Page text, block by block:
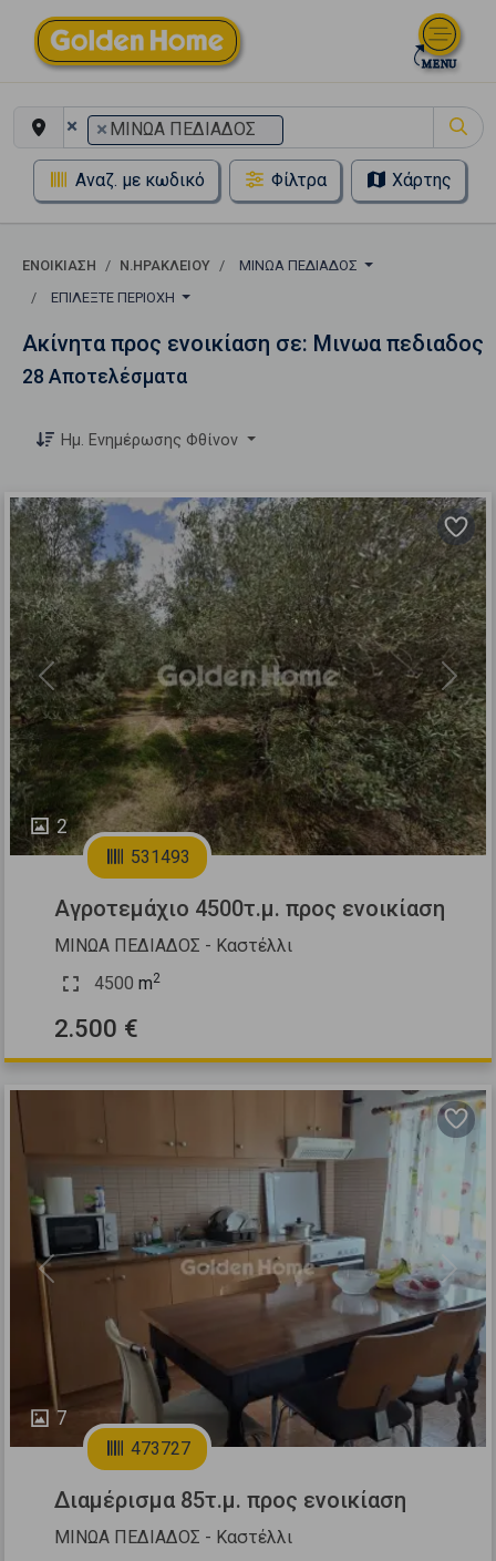
× × ΜΙΝΩΑ ΠΕΔΙΑΔΟΣ
Αναζ. με κωδικό Φίλτρα Χάρτης
ΕΝΟΙΚΊΑΣΗ Ν.ΗΡΑΚΛΕΙΟΥ
ΜΙΝΩΑ ΠΕΔΙΑΔΟΣ
ΕΠΙΛΈΞΤΕ ΠΕΡΙΟΧΉ
Ακίνητα προς ενοικίαση σε: Μινωα πεδιαδος
28 Αποτελέσματα
Ημ. Ενημέρωσης Φθίνον
2
Previous Next
531493
Αγροτεμάχιο 4500τ.μ. προς ενοικίαση
ΜΙΝΩΑ ΠΕΔΙΑΔΟΣ - Καστέλλι
4500 m2
2.500 €
7
Previous Next
473727
Διαμέρισμα 85τ.μ. προς ενοικίαση
ΜΙΝΩΑ ΠΕΔΙΑΔΟΣ - Καστέλλι